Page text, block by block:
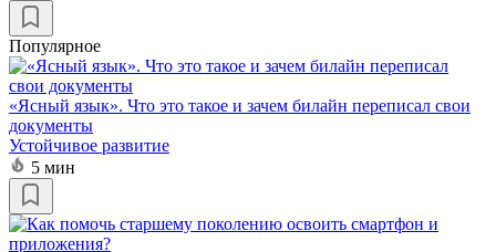
Популярное
«Ясный язык». Что это такое и зачем билайн переписал свои
документы
Устойчивое развитие
5 мин